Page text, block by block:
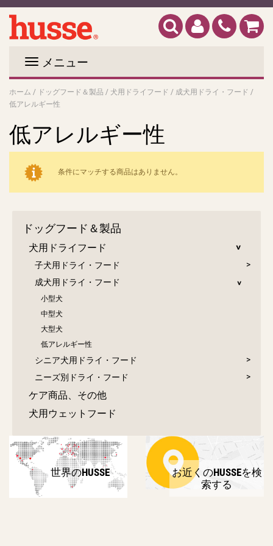
メニュー
ホーム / ドッグフード＆製品 / 犬用ドライフード / 成犬用ドライ・フード /
低アレルギー性
低アレルギー性
条件にマッチする商品はありません。
ドッグフード＆製品
犬用ドライフード
子犬用ドライ・フード
成犬用ドライ・フード
小型犬
中型犬
大型犬
低アレルギー性
シニア犬用ドライ・フード
ニーズ別ドライ・フード
ケア商品、その他
犬用ウェットフード
世界のHUSSE
お近くのHUSSEを検
索する